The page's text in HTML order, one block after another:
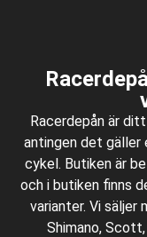
Racerdepån är
antingen det gäller
cykel. Butiken är
och i butiken finns
varianter. Vi säljer
Shimano, Scott,